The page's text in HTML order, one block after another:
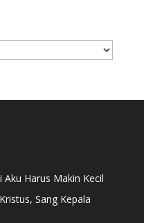
Harus Makin Kecil
Sang Kepala